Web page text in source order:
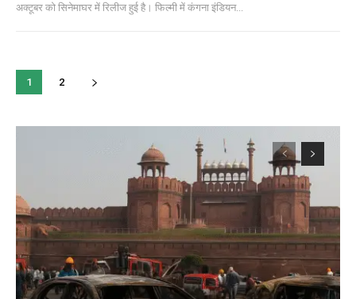
अक्टूबर को सिनेमाघर में रिलीज हुई है। फिल्मी में कंगना इंडियन...
1 2